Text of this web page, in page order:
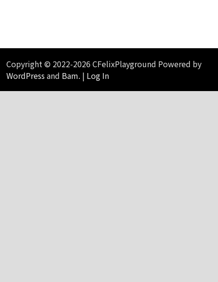
Copyright © 2022-2026 CFelixPlayground Powered by
WordPressand Bam. | Log In